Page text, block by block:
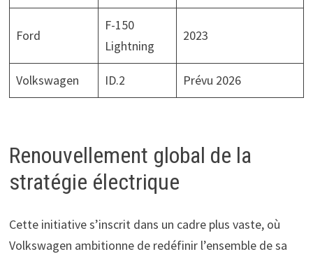
Ford
F-150
Lightning
2023
Volkswagen ID.2 Prévu 2026
Renouvellement global de la
stratégie électrique
Cette initiative s’inscrit dans un cadre plus vaste, où
Volkswagen ambitionne de redéfinir l’ensemble de sa